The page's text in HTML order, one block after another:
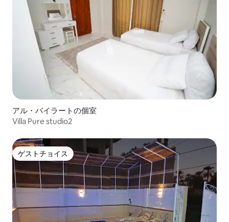
アル・バイラートの個室
Villa Pure studio2
ゲストチョイス
ゲストチョイス